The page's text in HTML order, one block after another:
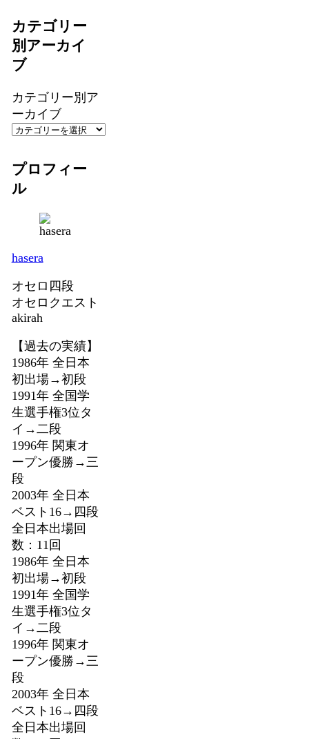
カテゴリー
別アーカイ
ブ
カテゴリー別ア
ーカイブ
プロフィー
ル
hasera
オセロ四段
オセロクエスト
akirah
【過去の実績】
1986年 全日本
初出場→初段
1991年 全国学
生選手権3位タ
イ→二段
1996年 関東オ
ープン優勝→三
段
2003年 全日本
ベスト16→四段
全日本出場回
数：11回
1986年 全日本
初出場→初段
1991年 全国学
生選手権3位タ
イ→二段
1996年 関東オ
ープン優勝→三
段
2003年 全日本
ベスト16→四段
全日本出場回